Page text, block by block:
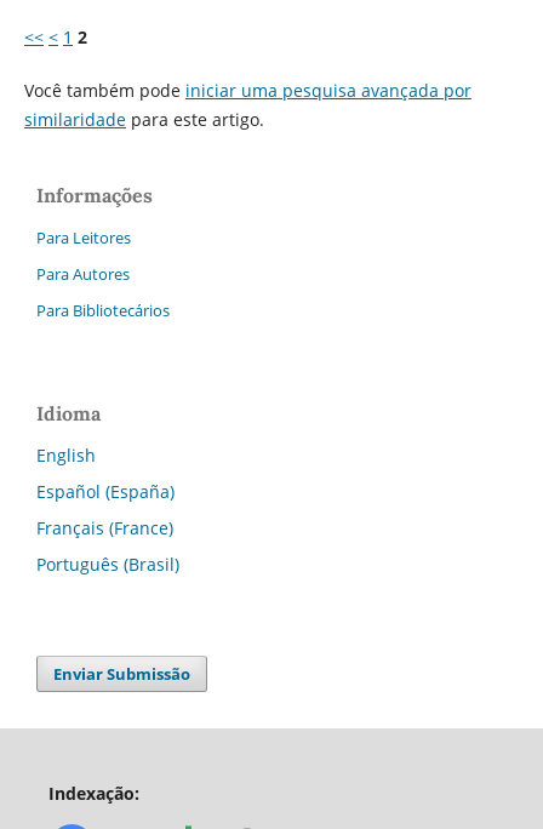
<< < 1 2
Você também pode iniciar uma pesquisa avançada por
similaridadepara este artigo.
Informações
Para Leitores
Para Autores
Para Bibliotecários
Idioma
English
Español (España)
Français (France)
Português (Brasil)
Enviar Submissão
Indexação: